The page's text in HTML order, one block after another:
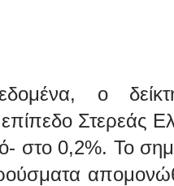
ο
Στερεάς
στο 0,2%. Το
απομονώ